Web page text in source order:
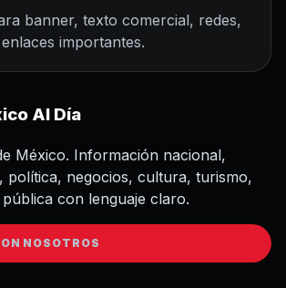
banner, texto comercial, redes,
importantes.
Al Día
México. Información nacional,
política, negocios, cultura, turismo,
con lenguaje claro.
NOSOTROS